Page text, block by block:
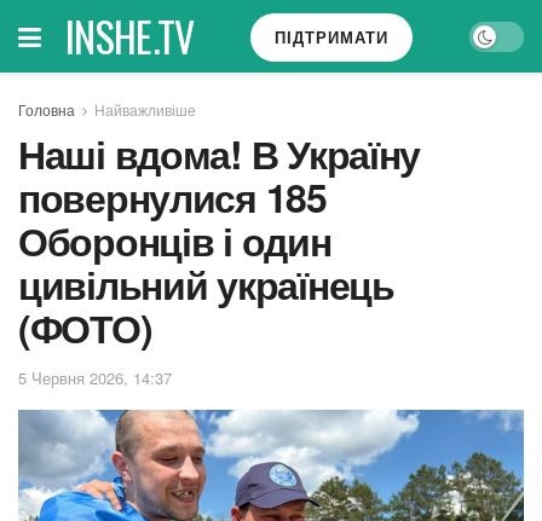
INSHE.TV ПІДТРИМАТИ
Головна Найважливіше
Наші вдома! В Україну
повернулися 185
Оборонців і один
цивільний українець
(ФОТО)
5 Червня 2026, 14:37